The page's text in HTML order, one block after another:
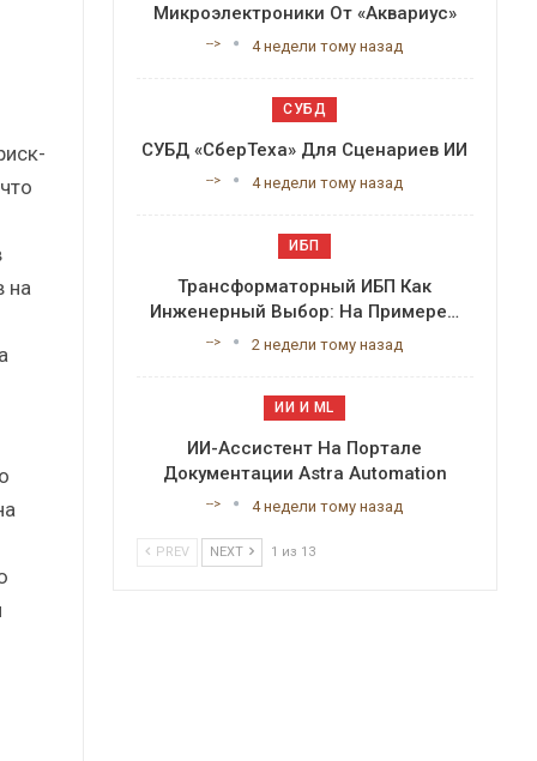
на
Микроэлектроники От «Аквариус»
--> 4 недели тому назад
СУБД
СУБД «СберТеха» Для Сценариев ИИ
--> 4 недели тому назад
ИБП
Трансформаторный ИБП Как
Инженерный Выбор: На Примере…
--> 2 недели тому назад
ИИ И ML
ИИ-Ассистент На Портале
Документации Astra Automation
--> 4 недели тому назад
PREV NEXT 1 из 13